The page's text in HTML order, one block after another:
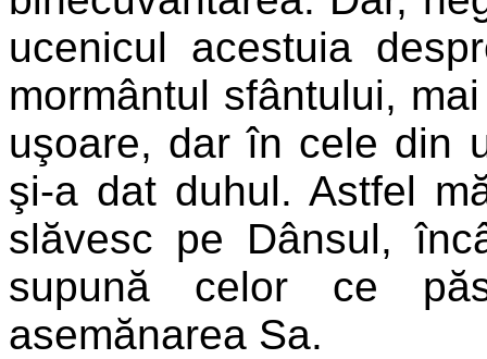
ucenicul acestuia
mormântul sfântului,
uşoare, dar în cele din
şi-a dat duhul. Astfel
slăvesc pe Dânsul,
supună celor ce
asemănarea Sa.